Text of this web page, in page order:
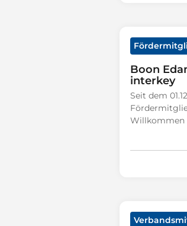
Boon
interkey
Seit dem
Willkommen